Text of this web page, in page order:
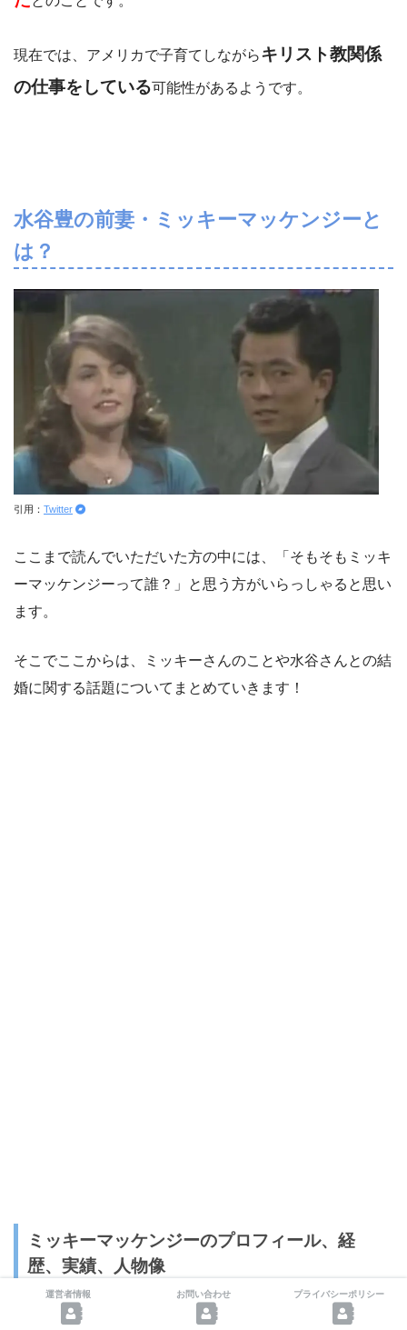
現在では、アメリカで子育てしながらキリスト教関係
の仕事をしている可能性があるようです。
水谷豊の前妻・ミッキーマッケンジーと
は？
引用： Twitter
ここまで読んでいただいた方の中には、「そもそもミッキ
ーマッケンジーって誰？」と思う方がいらっしゃると思い
ます。
そこでここからは、ミッキーさんのことや水谷さんとの結
婚に関する話題についてまとめていきます！
ミッキーマッケンジーのプロフィール、経
歴、実績、人物像
運営者情報 お問い合わせ プライバシーポリシー